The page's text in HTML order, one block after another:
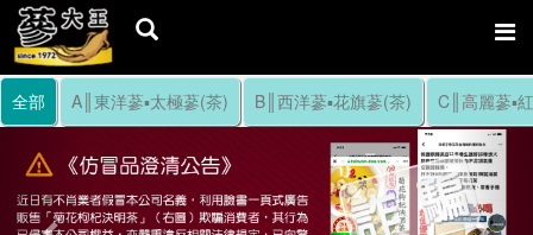
Previous
全部 A║東洋蔘▪太極蔘(茶) B║西洋蔘▪花旗蔘(茶) C║高麗蔘▪